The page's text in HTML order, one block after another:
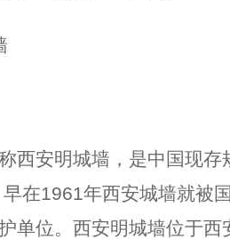
安明城墙，是中国现存
在1961年西安城墙就被
单位。西安明城墙位于西